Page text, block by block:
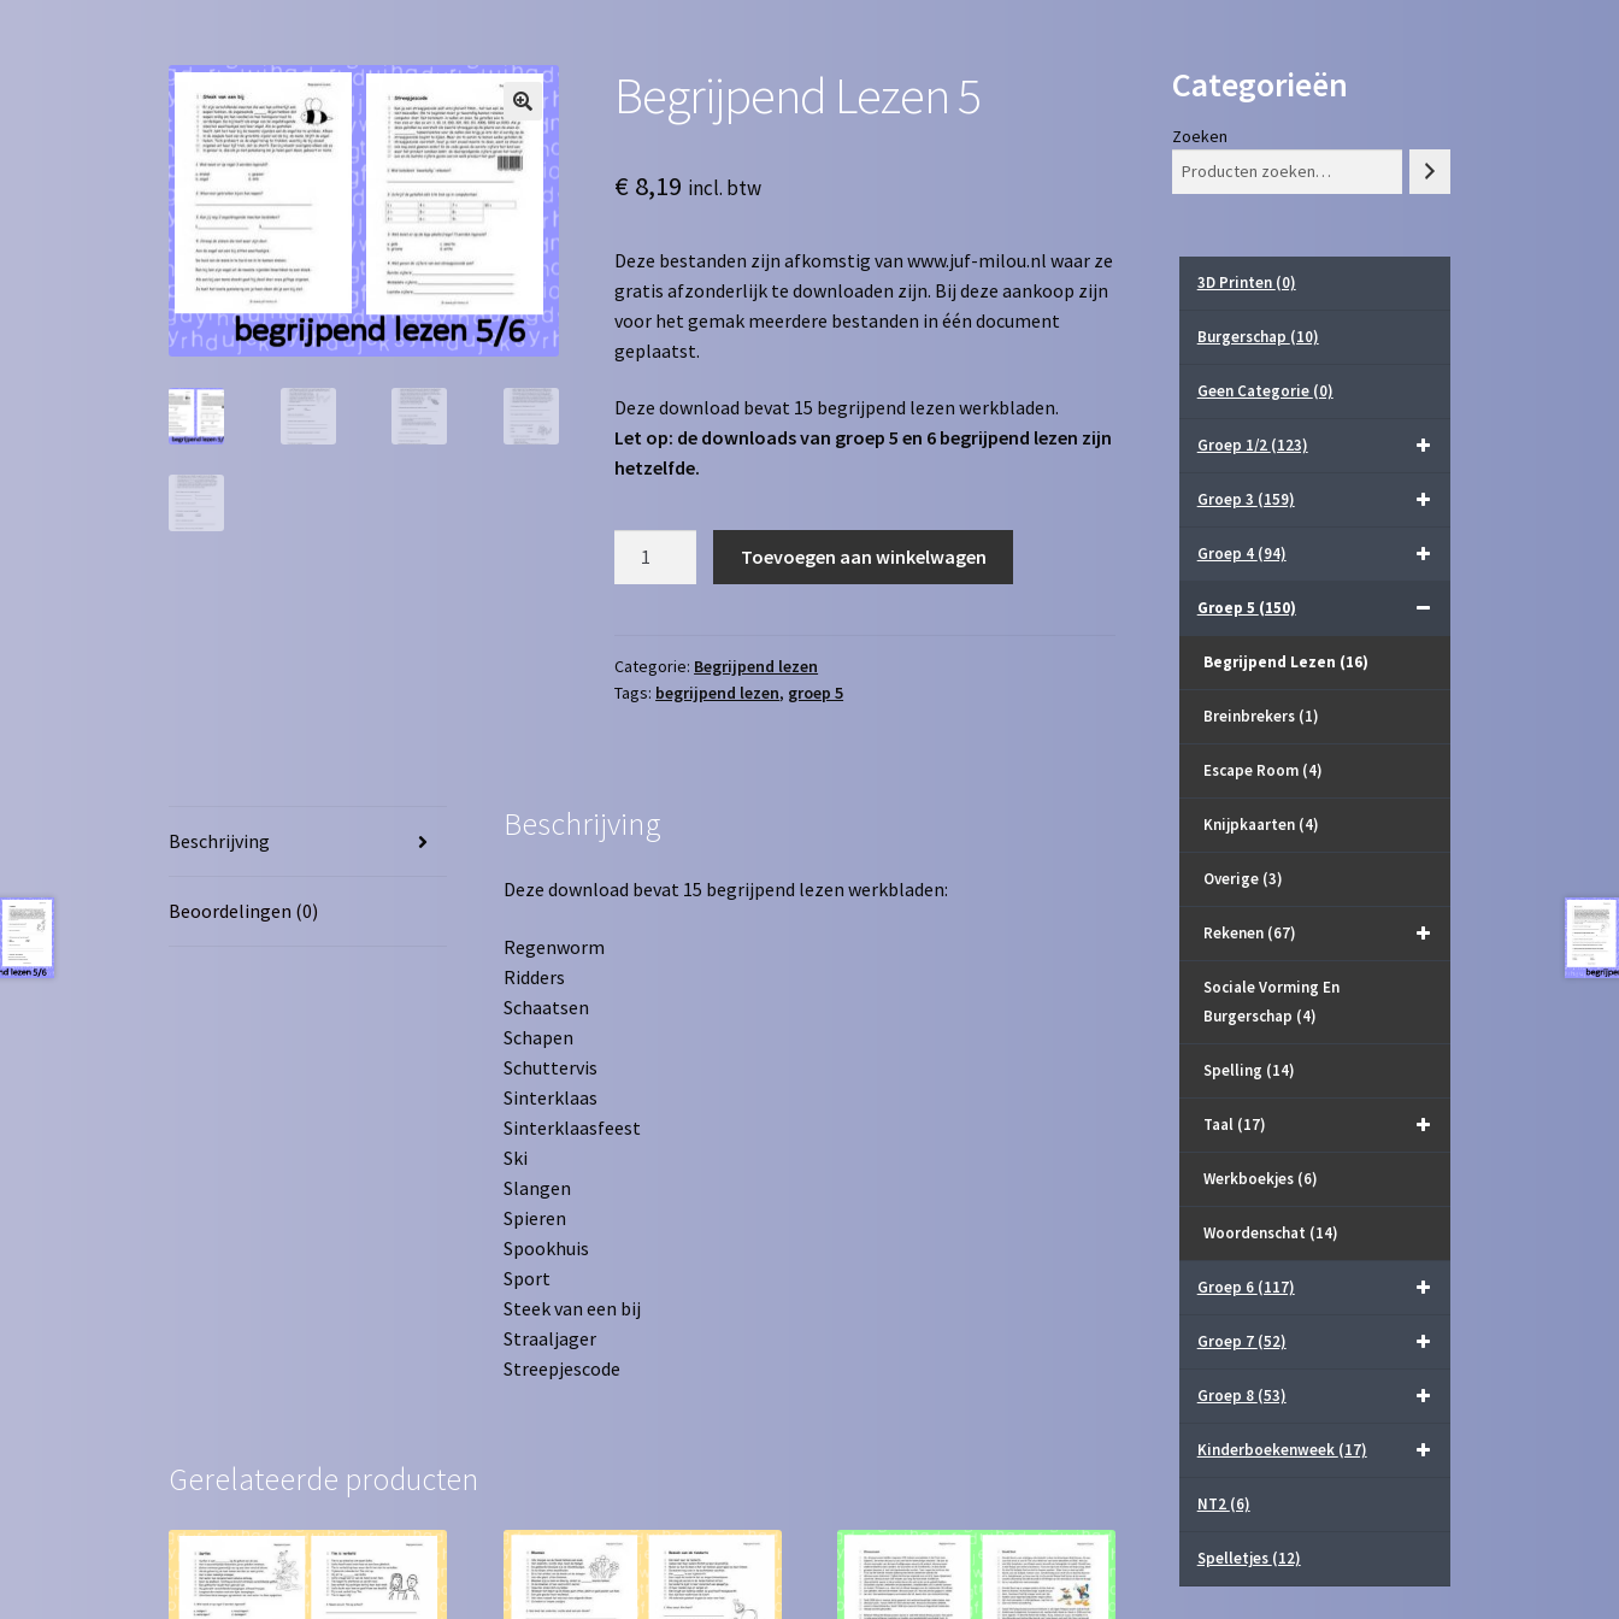
Begrijpend Lezen 5
€ 8,19 incl. btw
Deze bestanden zijn afkomstig van www.juf-milou.nl waar ze
gratis afzonderlijk te downloaden zijn. Bij deze aankoop zijn
voor het gemak meerdere bestanden in één document
geplaatst.
Deze download bevat 15 begrijpend lezen werkbladen.
Let op: de downloads van groep 5 en 6 begrijpend lezen zijn
hetzelfde.
Toevoegen aan winkelwagen
Categorie: Begrijpend lezen
Tags: begrijpend lezen, groep 5
Beschrijving
Beoordelingen (0)
Beschrijving
Deze download bevat 15 begrijpend lezen werkbladen:
Regenworm
Ridders
Schaatsen
Schapen
Schuttervis
Sinterklaas
Sinterklaasfeest
Ski
Slangen
Spieren
Spookhuis
Sport
Steek van een bij
Straaljager
Streepjescode
Gerelateerde producten
Categorieën
Zoeken
3D Printen (0)
Burgerschap (10)
Geen Categorie (0)
Groep 1/2 (123)
Groep 3 (159)
Groep 4 (94)
Groep 5 (150)
Begrijpend Lezen (16)
Breinbrekers (1)
Escape Room (4)
Knijpkaarten (4)
Overige (3)
Rekenen (67)
Sociale Vorming En
Burgerschap (4)
Spelling (14)
Taal (17)
Werkboekjes (6)
Woordenschat (14)
Groep 6 (117)
Groep 7 (52)
Groep 8 (53)
Kinderboekenweek (17)
NT2 (6)
Spelletjes (12)